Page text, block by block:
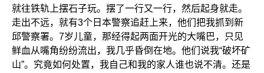
就往铁轨上摆石子玩。摆了一行又一行，然后起身就走。
走出不远，就有3个日本警察追赶上来，他们把我抓到新
邱警察署。7岁儿童，那经得起两面开光的大嘴巴，只见
鲜血从嘴角纷纷流出，我几乎昏倒在地。他们说我“破坏矿
山”。究竟如何处置，我自己和我的家人谁也说不清。还是